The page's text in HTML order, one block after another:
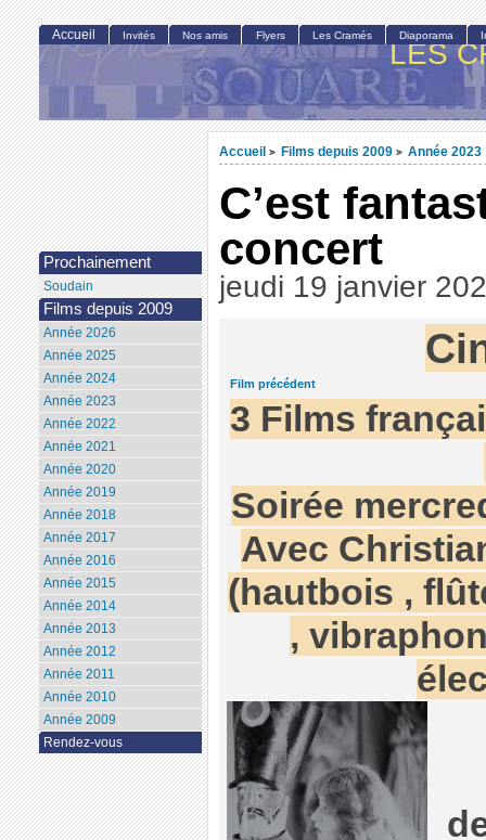
LES
Accueil > Films depuis 2009 > Année 2023
C’est
concert
jeudi 19 janvier
Film précédent
3 Films
Soirée
Avec
(hautbois ,
,
Accueil Invités Nos amis Flyers Les Cramés Diaporama
Prochainement
Soudain
Films depuis 2009
Année 2026
Année 2025
Année 2024
Année 2023
Année 2022
Année 2021
Année 2020
Année 2019
Année 2018
Année 2017
Année 2016
Année 2015
Année 2014
Année 2013
Année 2012
Année 2011
Année 2010
Année 2009
Rendez-vous